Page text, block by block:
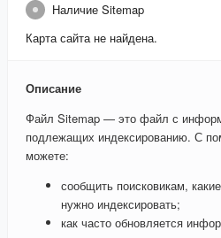
Наличие Sitemap
Карта сайта не найдена.
Описание
Файл Sitemap — это файл с
подлежащих индексированию. С
можете:
сообщить поисковикам,
нужно индексировать;
как часто обновляется